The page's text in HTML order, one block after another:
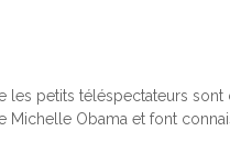
les petits téléspectateurs
Obama et font